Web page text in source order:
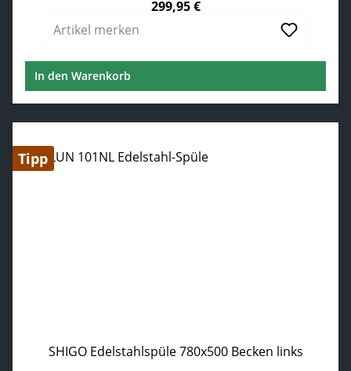
299,95 €
Artikel merken
In den Warenkorb
Tipp
SHIGO Edelstahlspüle 780x500 Becken links